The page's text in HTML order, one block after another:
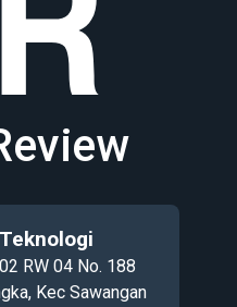
RW 04 No. 188
Kec Sawangan